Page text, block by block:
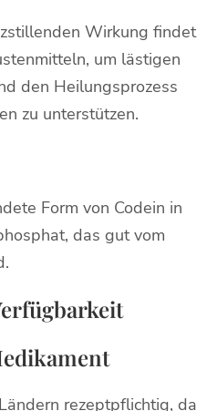
Wirkung findet
um lästigen
den Heilungsprozess
zu unterstützen.
Form von Codein in
das gut vom
rezeptpflichtig, da